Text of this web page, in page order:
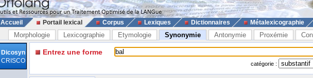
Accueil Portail lexical Corpus Lexiques Dictionnaires Métalexicographie
Morphologie Lexicographie Etymologie Synonymie Antonymie Proxémie
Dicosyn
CRISCO
Entrez une forme
catégorie :